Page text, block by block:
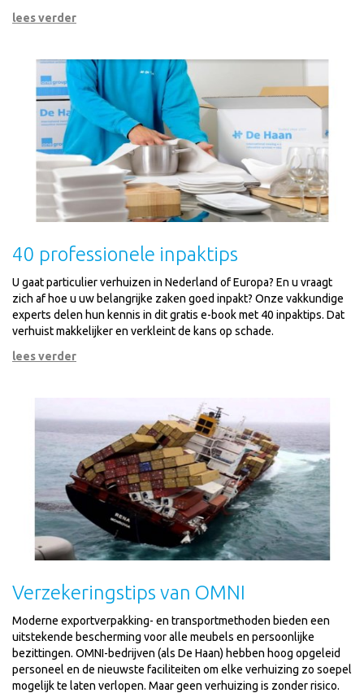
lees verder
40 professionele inpaktips
U gaat particulier verhuizen in Nederland of Europa? En u vraagt
zich af hoe u uw belangrijke zaken goed inpakt? Onze vakkundige
experts delen hun kennis in dit gratis e-book met 40 inpaktips. Dat
verhuist makkelijker en verkleint de kans op schade.
lees verder
Verzekeringstips van OMNI
Moderne exportverpakking- en transportmethoden bieden een
uitstekende bescherming voor alle meubels en persoonlijke
bezittingen. OMNI-bedrijven (als De Haan) hebben hoog opgeleid
personeel en de nieuwste faciliteiten om elke verhuizing zo soepel
mogelijk te laten verlopen. Maar geen verhuizing is zonder risico.